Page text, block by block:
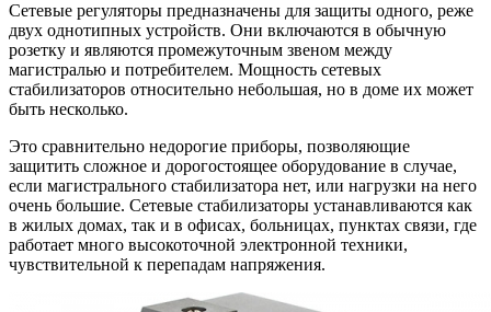
Сетевые регуляторы предназначены для защиты одного, реже
двух однотипных устройств. Они включаются в обычную
розетку и являются промежуточным звеном между
магистралью и потребителем. Мощность сетевых
стабилизаторов относительно небольшая, но в доме их может
быть несколько.
Это сравнительно недорогие приборы, позволяющие
защитить сложное и дорогостоящее оборудование в случае,
если магистрального стабилизатора нет, или нагрузки на него
очень большие. Сетевые стабилизаторы устанавливаются как
в жилых домах, так и в офисах, больницах, пунктах связи, где
работает много высокоточной электронной техники,
чувствительной к перепадам напряжения.